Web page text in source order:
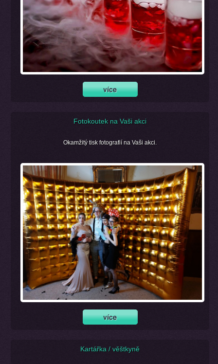
Fotokoutek na Vaši akci
Okamžitý tisk fotografií na Vaši akci.
Kartářka / věštkyně